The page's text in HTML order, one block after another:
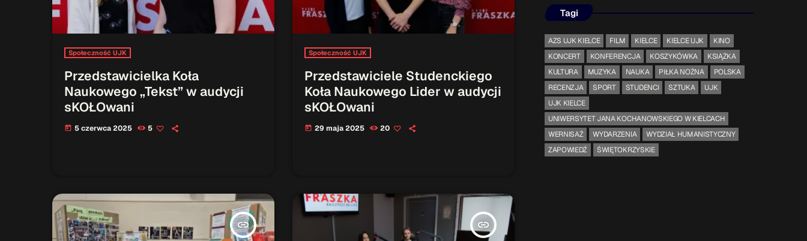
Serwis Informacyjny
18:00 - 18:05
Serwis Informacyjny
TOP CHART
Społeczność UJK
Przedstawicielka Koła
Naukowego „Tekst” w audycji
sKOŁOwani
today 5 czerwca 2025 5
Społeczność UJK
Przedstawiciele Studenckiego
Koła Naukowego Lider w audycji
sKOŁOwani
today 29 maja 2025 20
insert_link insert_link
Tagi
AZS UJK KIELCE FILM KIELCE KIELCE UJK
KINO
KONCERT
KONFERENCJA KOSZYKÓWKA
KSIĄŻKA
KULTURA
MUZYKA NAUKA PIŁKA NOŻNA
POLSKA
RECENZJA
SPORT STUDENCI SZTUKA
UJK
UJK KIELCE
UNIWERSYTET JANA KOCHANOWSKIEGO W KIELCACH
WERNISAŻ
WYDARZENIA
WYDZIAŁ HUMANISTYCZNY
ZAPOWIEDŹ
ŚWIĘTOKRZYSKIE